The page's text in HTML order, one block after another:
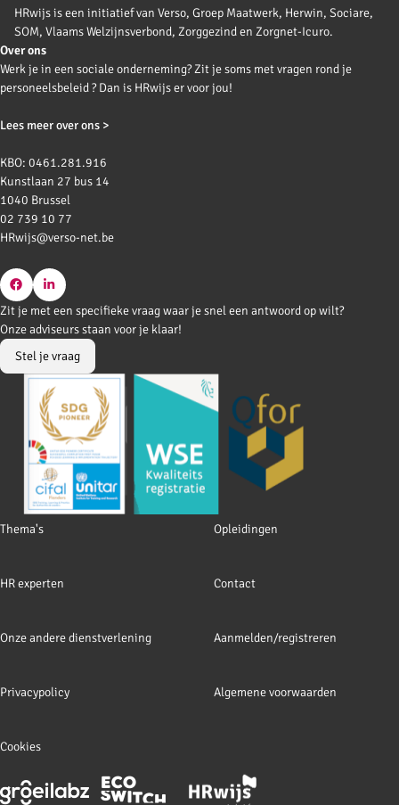
HRwijs is een initiatief van Verso, Groep Maatwerk, Herwin, Sociare,
SOM, Vlaams Welzijnsverbond, Zorggezind en Zorgnet-Icuro.
Over ons
Werk je in een sociale onderneming? Zit je soms met vragen rond je
personeelsbeleid ? Dan is HRwijs er voor jou!
Lees meer over ons >
KBO: 0461.281.916
Kunstlaan 27 bus 14
1040 Brussel
02 739 10 77
HRwijs@verso-net.be
Go
to
Facebook
Go
to
LinkedIn
Footer
Thema's Opleidingen
HR experten Contact
Onze andere dienstverlening Aanmelden/registreren
Privacypolicy Algemene voorwaarden
Cookies
Zit je met een specifieke vraag waar je snel een antwoord op wilt?
Onze adviseurs staan voor je klaar!
Stel je vraag